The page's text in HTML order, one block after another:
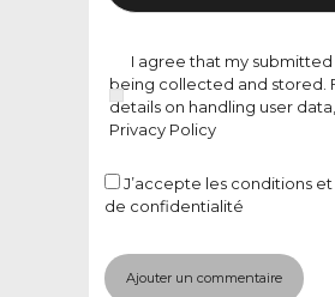
I agree that my submitted
being collected and stored.
details on handling user
Privacy Policy
J’accepte les conditions
de confidentialité